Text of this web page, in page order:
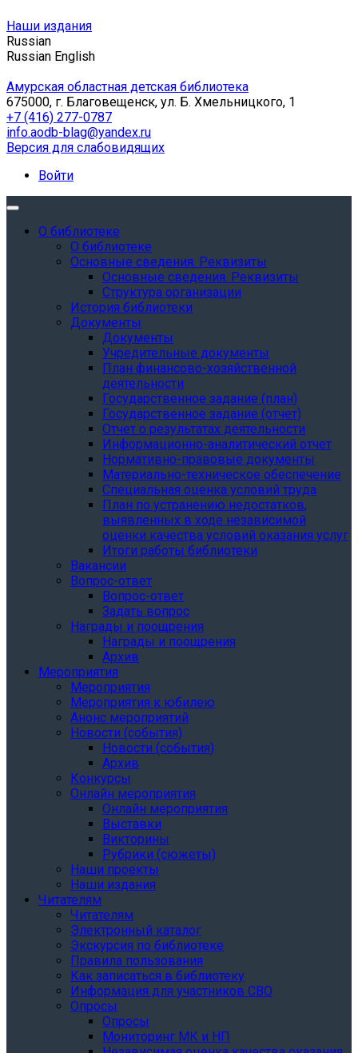
Наши издания
Russian
Russian English
Амурская областная детская библиотека
675000, г. Благовещенск, ул. Б. Хмельницкого, 1
+7 (416) 277-0787
info.aodb-blag@yandex.ru
Версия для слабовидящих
Войти
О библиотеке
О библиотеке
Основные сведения. Реквизиты
Основные сведения. Реквизиты
Структура организации
История библиотеки
Документы
Документы
Учредительные документы
План финансово-хозяйственной
деятельности
Государственное задание (план)
Государственное задание (отчет)
Отчет о результатах деятельности
Информационно-аналитический отчет
Нормативно-правовые документы
Материально-техническое обеспечение
Специальная оценка условий труда
План по устранению недостатков,
выявленных в ходе независимой
оценки качества условий оказания услуг
Итоги работы библиотеки
Вакансии
Вопрос-ответ
Вопрос-ответ
Задать вопрос
Награды и поощрения
Награды и поощрения
Архив
Мероприятия
Мероприятия
Мероприятия к юбилею
Анонс мероприятий
Новости (события)
Новости (события)
Архив
Конкурсы
Онлайн мероприятия
Онлайн мероприятия
Выставки
Викторины
Рубрики (сюжеты)
Наши проекты
Наши издания
Читателям
Читателям
Электронный каталог
Экскурсия по библиотеке
Правила пользования
Как записаться в библиотеку
Информация для участников СВО
Опросы
Опросы
Мониторинг МК и НП